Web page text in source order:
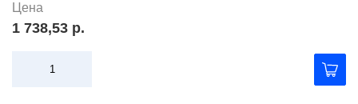
Цена
1 738,53 р.